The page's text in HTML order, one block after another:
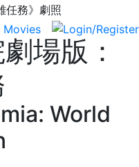
場版：
World